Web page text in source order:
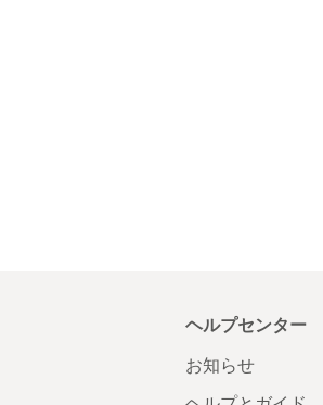
ヘルプセンター
お知らせ